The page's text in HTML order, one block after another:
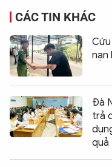
CÁC TIN KHÁC
nạn
Đà
trả
quả